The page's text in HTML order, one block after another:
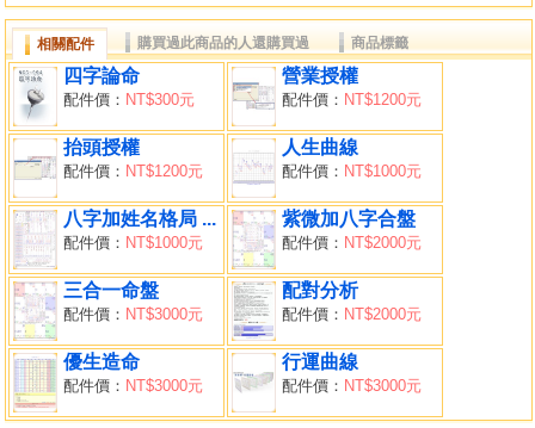
提供解說分析時同時顯示判斷程式索引，並可點選編輯來修
改解說內容。
提供解說命理程式來無限擴充解說內容，可由此來擴充軟件
功能。
提供將命理程式建立成單一安裝檔，可將它分享給別人（需
有本軟件才可執行）。
相關配件 購買過此商品的人還購買過 商品標籤
四字論命
配件價： NT$300元
營業授權
配件價： NT$1200元
抬頭授權
配件價： NT$1200元
人生曲線
配件價： NT$1000元
八字加姓名格局 ...
配件價： NT$1000元
紫微加八字合盤
配件價： NT$2000元
三合一命盤
配件價： NT$3000元
配對分析
配件價： NT$2000元
優生造命
配件價： NT$3000元
行運曲線
配件價： NT$3000元